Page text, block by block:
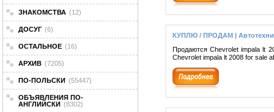
ЗНАКОМСТВА (12)
ДОСУГ (6)
ОСТАЛЬНОЕ (16)
АРХИВ (7205)
ПО-ПОЛЬСКИ (55447)
ОБЪЯВЛЕНИЯ ПО-
АНГЛИЙСКИ (8302)
КУПЛЮ / ПРОДАМ |
Продаются Chevrolet impala lt
Chevrolet impala lt 2008 for sale